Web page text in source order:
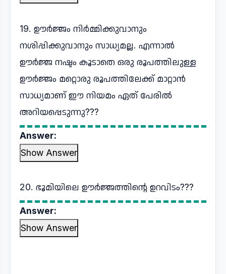
19. ഊർജ്ജം നിർമ്മിക്കുവാനും
നശിപ്പിക്കുവാനും സാധ്യമല്ല. എന്നാൽ
ഊർജ്ജ നഷ്ടം കൂടാതെ ഒരു രൂപത്തിലുള്ള
ഊർജ്ജം മറ്റൊരു രൂപത്തിലേക്ക് മാറ്റാൻ
സാധ്യമാണ് ഈ നിയമം ഏത് പേരിൽ
അറിയപ്പെടുന്നു???
Answer:
Show Answer
20. ഭൂമിയിലെ ഊർജ്ജത്തിന്റെ ഉറവിടം???
Answer:
Show Answer